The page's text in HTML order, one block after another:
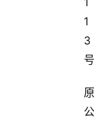
1
3
号
原
公